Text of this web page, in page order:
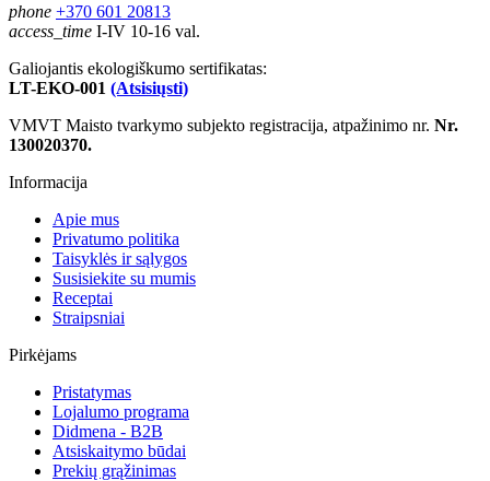
phone +370 601 20813
access_time I-IV 10-16 val.
Galiojantis ekologiškumo sertifikatas:
LT-EKO-001 (Atsisiųsti)
VMVT Maisto tvarkymo subjekto registracija, atpažinimo nr. Nr.
130020370.
Informacija
Apie mus
Privatumo politika
Taisyklės ir sąlygos
Susisiekite su mumis
Receptai
Straipsniai
Pirkėjams
Pristatymas
Lojalumo programa
Didmena - B2B
Atsiskaitymo būdai
Prekių grąžinimas